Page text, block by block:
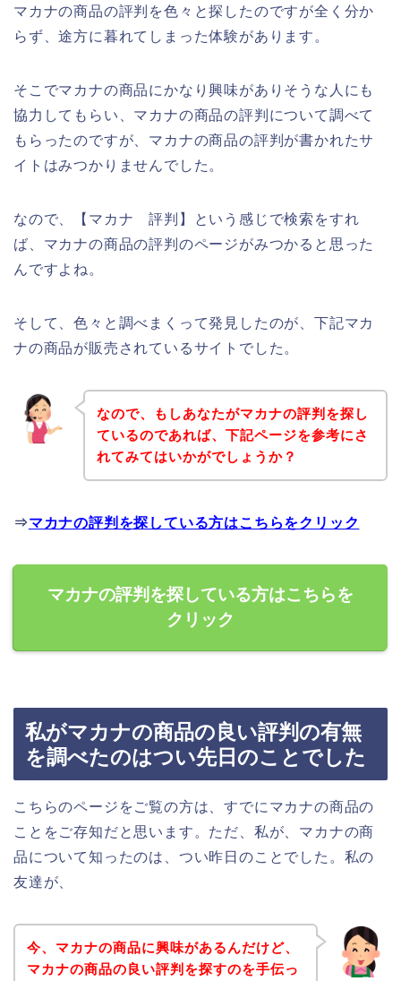
マカナの商品の評判を色々と探したのですが全く分か
らず、途方に暮れてしまった体験があります。
そこでマカナの商品にかなり興味がありそうな人にも
協力してもらい、マカナの商品の評判について調べて
もらったのですが、マカナの商品の評判が書かれたサ
イトはみつかりませんでした。
なので、【マカナ 評判】という感じで検索をすれ
ば、マカナの商品の評判のページがみつかると思った
んですよね。
そして、色々と調べまくって発見したのが、下記マカ
ナの商品が販売されているサイトでした。
なので、もしあなたがマカナの評判を探し
ているのであれば、下記ページを参考にさ
れてみてはいかがでしょうか？
⇒マカナの評判を探している方はこちらをクリック
マカナの評判を探している方はこちらを
クリック
私がマカナの商品の良い評判の有無
を調べたのはつい先日のことでした
こちらのページをご覧の方は、すでにマカナの商品の
ことをご存知だと思います。ただ、私が、マカナの商
品について知ったのは、つい昨日のことでした。私の
友達が、
今、マカナの商品に興味があるんだけど、
マカナの商品の良い評判を探すのを手伝っ